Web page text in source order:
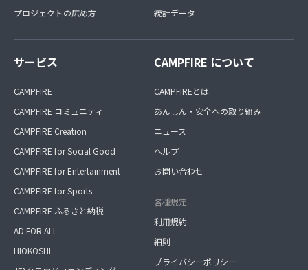
プロジェクトの広め方
統計データ
サービス
CAMPFIRE
CAMPFIRE コミュニティ
CAMPFIRE Creation
CAMPFIRE for Social Good
CAMPFIRE for Entertainment
CAMPFIRE for Sports
CAMPFIRE ふるさと納税
AD FOR ALL
HIOKOSHI
CAMPFIRE について
CAMPFIREとは
あんしん・安全への取り組み
ニュース
ヘルプ
お問い合わせ
各種規定
利用規約
細則
プライバシーポリシー